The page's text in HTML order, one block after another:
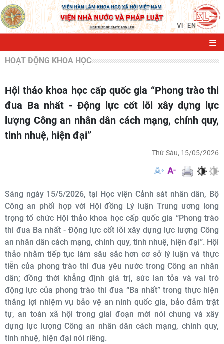
VI | EN
HOẠT ĐỘNG KHOA HỌC
Hội thảo khoa học cấp quốc gia “Phong trào thi
đua Ba nhất - Động lực cốt lõi xây dựng lực
lượng Công an nhân dân cách mạng, chính quy,
tinh nhuệ, hiện đại”
Thứ Sáu, 15/05/2026
Sáng ngày 15/5/2026, tại Học viện Cảnh sát nhân dân, Bộ
Công an phối hợp với Hội đồng Lý luận Trung ương long
trọng tổ chức Hội thảo khoa học cấp quốc gia “Phong trào
thi đua Ba nhất - Động lực cốt lõi xây dựng lực lượng Công
an nhân dân cách mạng, chính quy, tinh nhuệ, hiện đại”. Hội
thảo nhằm tiếp tục làm sâu sắc hơn cơ sở lý luận và thực
tiễn của phong trào thi đua yêu nước trong Công an nhân
dân; đồng thời khẳng định giá trị, sức lan tỏa và vai trò
động lực của phong trào thi đua “Ba nhất” trong thực hiện
thắng lợi nhiệm vụ bảo vệ an ninh quốc gia, bảo đảm trật
tự, an toàn xã hội trong giai đoạn mới nói chung và xây
dựng lực lượng Công an nhân dân cách mạng, chính quy,
tinh nhuệ, hiện đại nói riêng.